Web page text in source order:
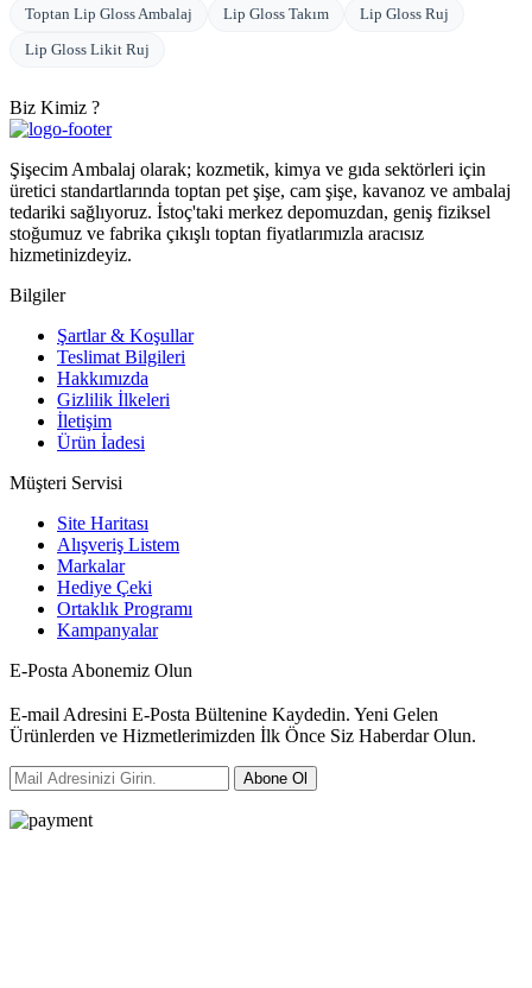
Toptan Lip Gloss Ambalaj Lip Gloss Takım
Lip Gloss Ruj
Lip Gloss Likit Ruj
Biz Kimiz ?
Şişecim Ambalaj olarak; kozmetik, kimya ve gıda sektörleri için
üretici standartlarında toptan pet şişe, cam şişe, kavanoz ve ambalaj
tedariki sağlıyoruz. İstoç'taki merkez depomuzdan, geniş fiziksel
stoğumuz ve fabrika çıkışlı toptan fiyatlarımızla aracısız
hizmetinizdeyiz.
Bilgiler
Şartlar & Koşullar
Teslimat Bilgileri
Hakkımızda
Gizlilik İlkeleri
İletişim
Ürün İadesi
Müşteri Servisi
Site Haritası
Alışveriş Listem
Markalar
Hediye Çeki
Ortaklık Programı
Kampanyalar
E-Posta Abonemiz Olun
E-mail Adresini E-Posta Bültenine Kaydedin. Yeni Gelen
Ürünlerden ve Hizmetlerimizden İlk Önce Siz Haberdar Olun.
Abone Ol